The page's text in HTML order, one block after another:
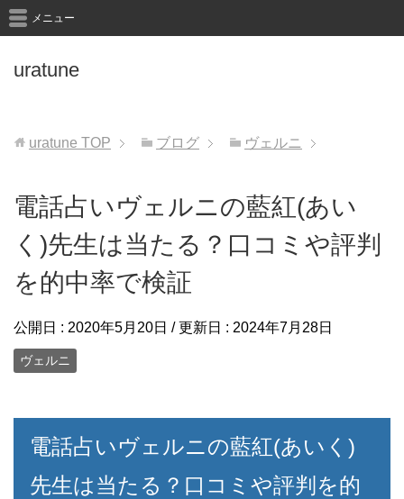
uratune
メニュー
uratune TOP ブログ ヴェルニ
電話占いヴェルニの藍紅(あい
く)先生は当たる？口コミや評判
を的中率で検証
公開日 : 2020年5月20日 / 更新日 : 2024年7月28日
ヴェルニ
電話占いヴェルニの藍紅(あいく)
先生は当たる？口コミや評判を的